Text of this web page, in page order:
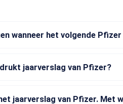
wanneer het volgende
jaarverslag van Pfizer?
jaarverslag van Pfizer. Met